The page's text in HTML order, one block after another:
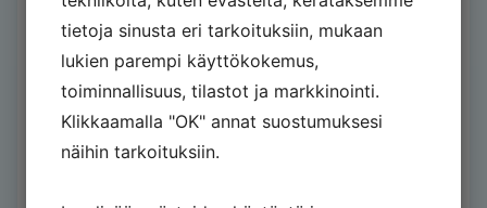
Uutiset 25/03/2026
tietoja sinusta eri tarkoituksiin, mukaan
lukien parempi käyttökokemus,
toiminnallisuus, tilastot ja markkinointi.
Klikkaamalla "OK" annat suostumuksesi
näihin tarkoituksiin.